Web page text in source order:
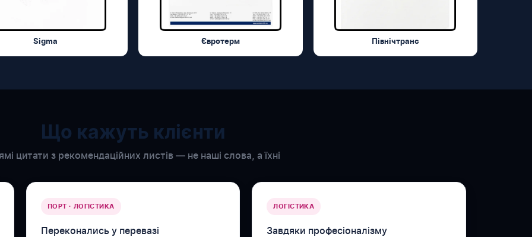
Sigma Євротерм Північтранс
Що кажуть клієнти
цитати з рекомендаційних листів — не наші слова, а їхні
ПОРТ · ЛОГІСТИКА
Переконались у перевазі
ЛОГІСТИКА
Завдяки професіоналізму